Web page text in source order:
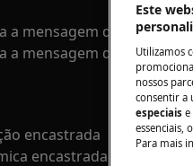
a mensagem de erro E2
a mensagem de erro E20x
encastrada
encastrada
Este
Utilizamos
nossos
consentir a
especiais e
essenciais,
Para mais